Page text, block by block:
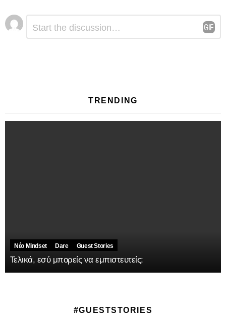
Αφήστε
μια
απάντηση
TRENDING
Νέο Mindset Dare Guest Stories
Τελικά, εσύ μπορείς να εμπιστευτείς;
#GUESTSTORIES